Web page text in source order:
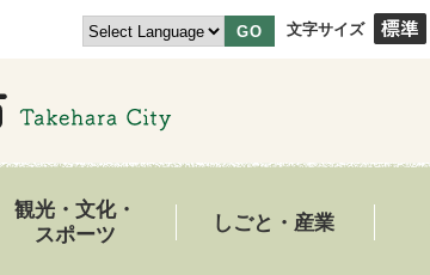
GO 文字サイズ
観光・文化・
スポーツ
しごと・産業